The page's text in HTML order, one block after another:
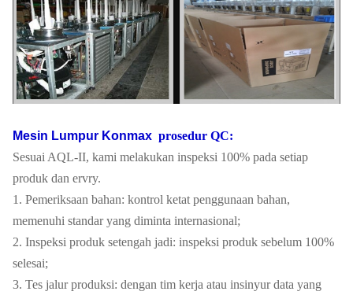
Mesin Lumpur Konmax prosedur QC:
Sesuai AQL-II, kami melakukan inspeksi 100% pada setiap
produk dan ervry.
1. Pemeriksaan bahan: kontrol ketat penggunaan bahan,
memenuhi standar yang diminta internasional;
2. Inspeksi produk setengah jadi: inspeksi produk sebelum 100%
selesai;
3. Tes jalur produksi: dengan tim kerja atau insinyur data yang